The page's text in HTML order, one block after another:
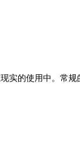
实的使用中。常规